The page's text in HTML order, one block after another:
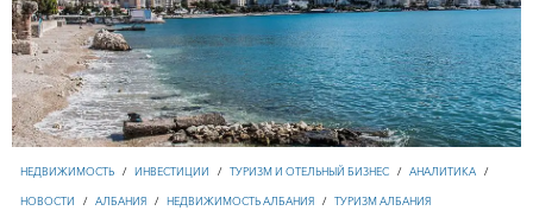
НЕДВИЖИМОСТЬ / ИНВЕСТИЦИИ / ТУРИЗМ И ОТЕЛЬНЫЙ БИЗНЕС / АНАЛИТИКА /
НОВОСТИ / АЛБАНИЯ / НЕДВИЖИМОСТЬ АЛБАНИЯ / ТУРИЗМ АЛБАНИЯ